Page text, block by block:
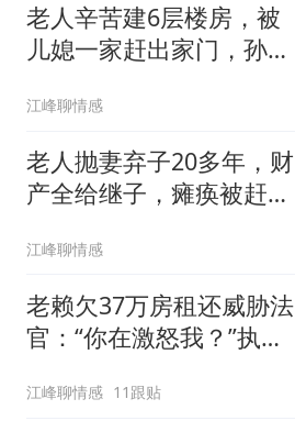
老人辛苦建6层楼房，被
儿媳一家赶出家门，孙
江峰聊情感
老人抛妻弃子20多年，财
产全给继子，瘫痪被赶出
江峰聊情感
老赖欠37万房租还威胁法
官：“你在激怒我？”执行
江峰聊情感 11跟贴